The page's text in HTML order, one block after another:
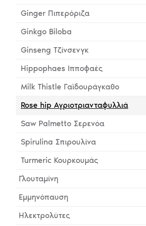
Ginger Πιπερόριζα
Ginkgo Biloba
Ginseng Τζίνσενγκ
Hippophaes Ιπποφαές
Milk Thistle Γαϊδουράγκαθο
Rose hip Αγριοτριανταφυλλιά
Saw Palmetto Σερενόα
Spirulina Σπιρουλίνα
Turmeric Κουρκουμάς
Γλουταμίνη
Εμμηνόπαυση
Ηλεκτρολύτες